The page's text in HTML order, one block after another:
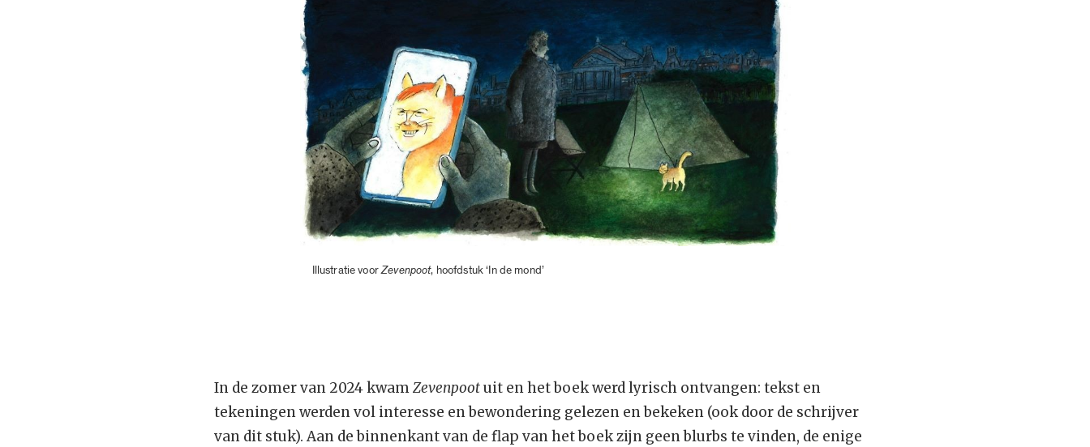
Illustratie voorZevenpoot, hoofdstuk ‘In de mond’
In de zomer van 2024 kwamZevenpootuit en het boek werd lyrisch ontvangen: tekst en
tekeningen werden vol interesse en bewondering gelezen en bekeken (ook door de schrijver
van dit stuk). Aan de binnenkant van de flap van het boek zijn geen blurbs te vinden, de enige